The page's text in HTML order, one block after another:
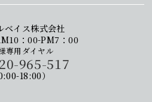
ベイス株式会社
：00-PM7：00
専用ダイヤル
965-517
18:00）